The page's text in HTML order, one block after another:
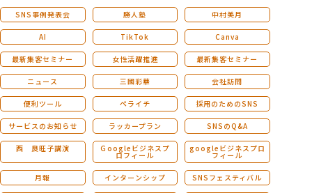
SNS事例発表会 勝人塾 中村美月
AI TikTok Canva
最新集客セミナー 女性活躍推進 最新集客セミナー
ニュース 三國彩華 会社訪問
便利ツール ペライチ 採用のためのSNS
サービスのお知らせ ラッカープラン SNSのQ&A
西 良旺子講演 Ｇoogleビジネスプ
ロフィール
googleビジネスプロ
フィール
月報 インターンシップ SNSフェスティバル